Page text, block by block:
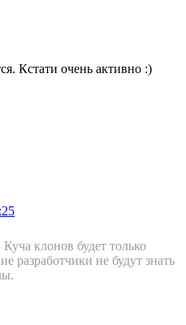
Кстати очень активно :)
клонов будет только
разработчики не будут знать